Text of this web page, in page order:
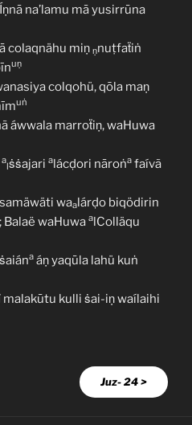
na’lamu mā yusirrūna
colaqnähu miṇ ṇnuṭfaẗiṅ
uṇ
colqohü, qōla maṇ
uṅ
áwwala marroẗiṇ, waHuwa
a
lṡṡajari alácḍori nāroṅa faívã
waalárḍo biqödirin
Balaë waHuwa alColläqu
a áṇ yaqūla lahü kuṅ
kulli ṡai-iṇ waílaihi
Juz- 24 >